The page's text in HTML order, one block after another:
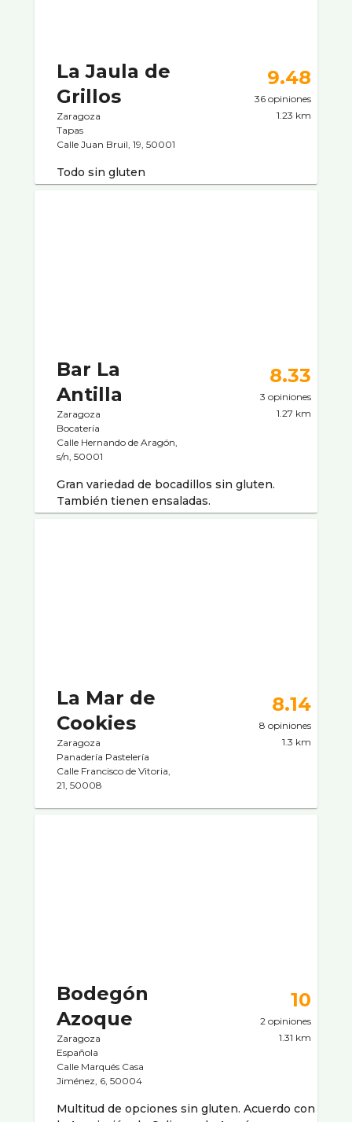
La Jaula de
Grillos
Zaragoza
Tapas
Calle Juan Bruil, 19, 50001
9.48
36 opiniones
1.23 km
Todo sin gluten
Bar La
Antilla
Zaragoza
Bocaterí­a
Calle Hernando de Aragón,
s/n, 50001
8.33
3 opiniones
1.27 km
Gran variedad de bocadillos sin gluten.
También tienen ensaladas.
La Mar de
Cookies
Zaragoza
Panaderí­a Pastelerí­a
Calle Francisco de Vitoria,
21, 50008
8.14
8 opiniones
1.3 km
Bodegón
Azoque
Zaragoza
Española
Calle Marqués Casa
Jiménez, 6, 50004
10
2 opiniones
1.31 km
Multitud de opciones sin gluten. Acuerdo con